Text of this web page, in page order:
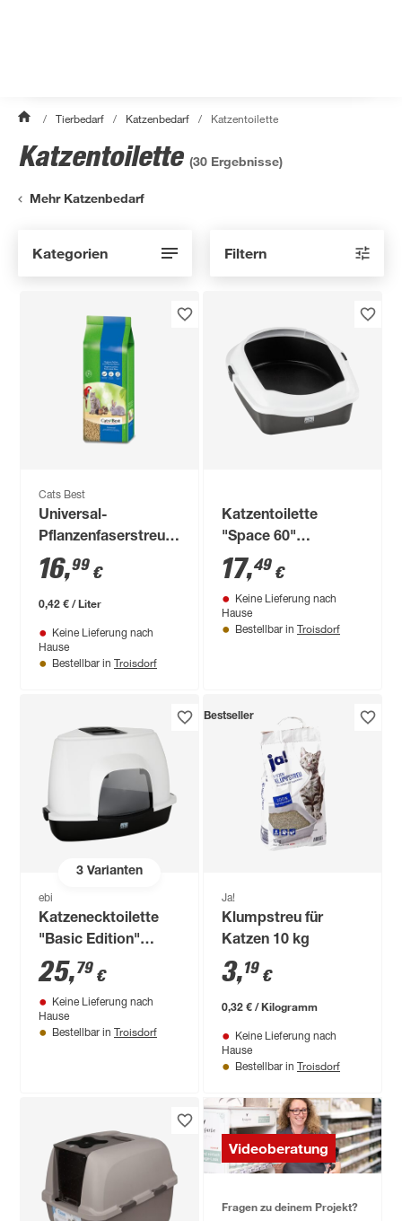
/ Tierbedarf / Katzenbedarf / Katzentoilette
Katzentoilette (30 Ergebnisse)
Mehr Katzenbedarf
Kategorien Filtern
Cats Best
Universal-
Pflanzenfaserstreu
für Kleintiere, 22 kg
16,99 €
0,42 € / Liter
Keine Lieferung nach
Hause
Bestellbar in Troisdorf
Katzentoilette
"Space 60"
Abdeckrahmen 56 x
43 x 14 cm
schwarz/weiß
17,49 €
Keine Lieferung nach
Hause
Bestellbar in Troisdorf
3Varianten
ebi
Katzenecktoilette
"Basic Edition"
Prism 60 Kunststoff
schwarz
25,79 €
Keine Lieferung nach
Hause
Bestellbar in Troisdorf
Bestseller
Ja!
Klumpstreu für
Katzen 10 kg
3,19 €
0,32 € / Kilogramm
Keine Lieferung nach
Hause
Bestellbar in Troisdorf
Videoberatung
Fragen zu deinem Projekt?